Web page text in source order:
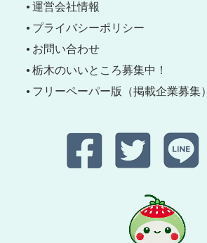
運営会社情報
プライバシーポリシー
お問い合わせ
栃木のいいところ募集中！
フリーペーパー版（掲載企業募集）